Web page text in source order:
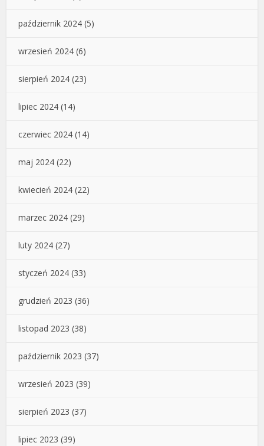
październik 2024 (5)
wrzesień 2024 (6)
sierpień 2024 (23)
lipiec 2024 (14)
czerwiec 2024 (14)
maj 2024 (22)
kwiecień 2024 (22)
marzec 2024 (29)
luty 2024 (27)
styczeń 2024 (33)
grudzień 2023 (36)
listopad 2023 (38)
październik 2023 (37)
wrzesień 2023 (39)
sierpień 2023 (37)
lipiec 2023 (39)